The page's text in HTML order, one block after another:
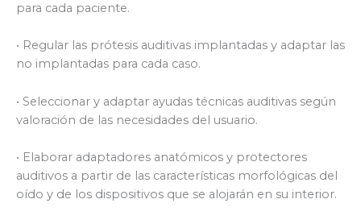
para cada paciente.
• Regular las prótesis auditivas implantadas y adaptar las
no implantadas para cada caso.
• Seleccionar y adaptar ayudas técnicas auditivas según
valoración de las necesidades del usuario.
• Elaborar adaptadores anatómicos y protectores
auditivos a partir de las características morfológicas del
oído y de los dispositivos que se alojarán en su interior.